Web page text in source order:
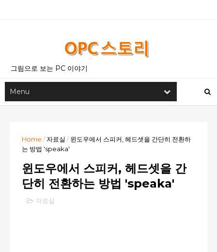
그림으로 보는 PC 이야기
Home /자료실 / 윈도우에서 스피커, 헤드셋을 간단히 전환하
는 방법 'speaka'
윈도우에서 스피커, 헤드셋을 간
단히 전환하는 방법 'speaka'
자료실